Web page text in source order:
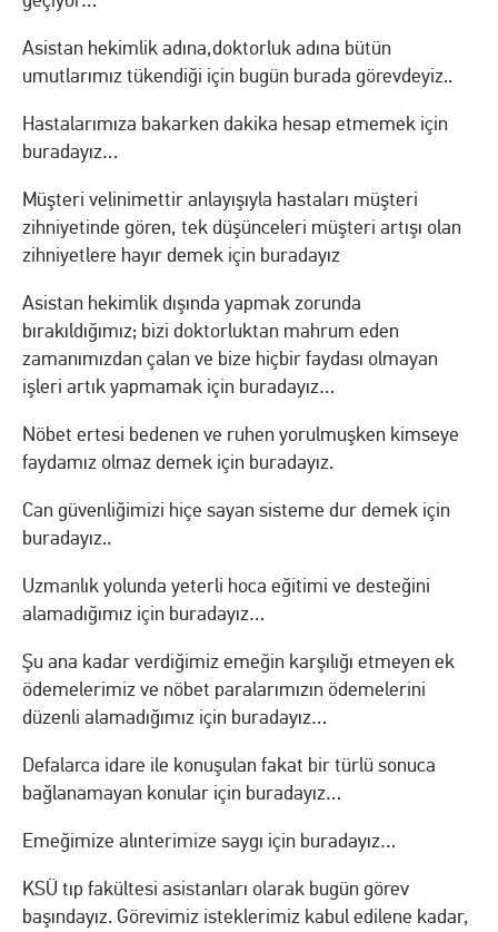
Asistan hekimlik adına,doktorluk adına bütün
umutlarımız tükendiği için bugün burada görevdeyiz..
Hastalarımıza bakarken dakika hesap etmemek için
buradayız…
Müşteri velinimettir anlayışıyla hastaları müşteri
zihniyetinde gören, tek düşünceleri müşteri artışı olan
zihniyetlere hayır demek için buradayız
Asistan hekimlik dışında yapmak zorunda
bırakıldığımız; bizi doktorluktan mahrum eden
zamanımızdan çalan ve bize hiçbir faydası olmayan
işleri artık yapmamak için buradayız…
Nöbet ertesi bedenen ve ruhen yorulmuşken kimseye
faydamız olmaz demek için buradayız.
Can güvenliğimizi hiçe sayan sisteme dur demek için
buradayız..
Uzmanlık yolunda yeterli hoca eğitimi ve desteğini
alamadığımız için buradayız…
Şu ana kadar verdiğimiz emeğin karşılığı etmeyen ek
ödemelerimiz ve nöbet paralarımızın ödemelerini
düzenli alamadığımız için buradayız…
Defalarca idare ile konuşulan fakat bir türlü sonuca
bağlanamayan konular için buradayız…
Emeğimize alınterimize saygı için buradayız…
KSÜ tıp fakültesi asistanları olarak bugün görev
başındayız. Görevimiz isteklerimiz kabul edilene kadar,